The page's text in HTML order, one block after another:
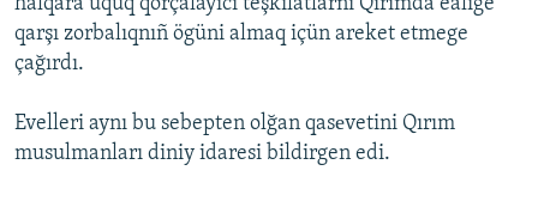
halqara uquq qorçalayıcı teşkilâtlarnı Qırımda ealige
qarşı zorbalıqnıñ ögüni almaq içün areket etmege
çağırdı.
Evelleri aynı bu sebepten olğan qasеvetini Qırım
musulmanları diniy idaresi bildirgen edi.